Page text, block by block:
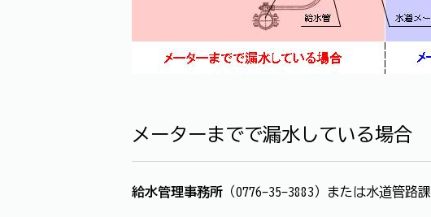
メーターまでで漏水している場合
給水管理事務所 （0776-35-3883）または水道管路